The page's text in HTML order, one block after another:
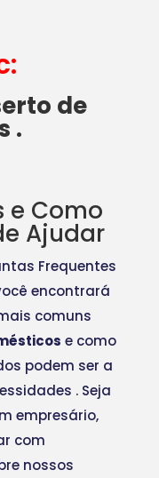
de
.
e Como
Ajudar
Frequentes
encontrará
comuns
e como
podem ser a
. Seja
empresário,
com
nossos